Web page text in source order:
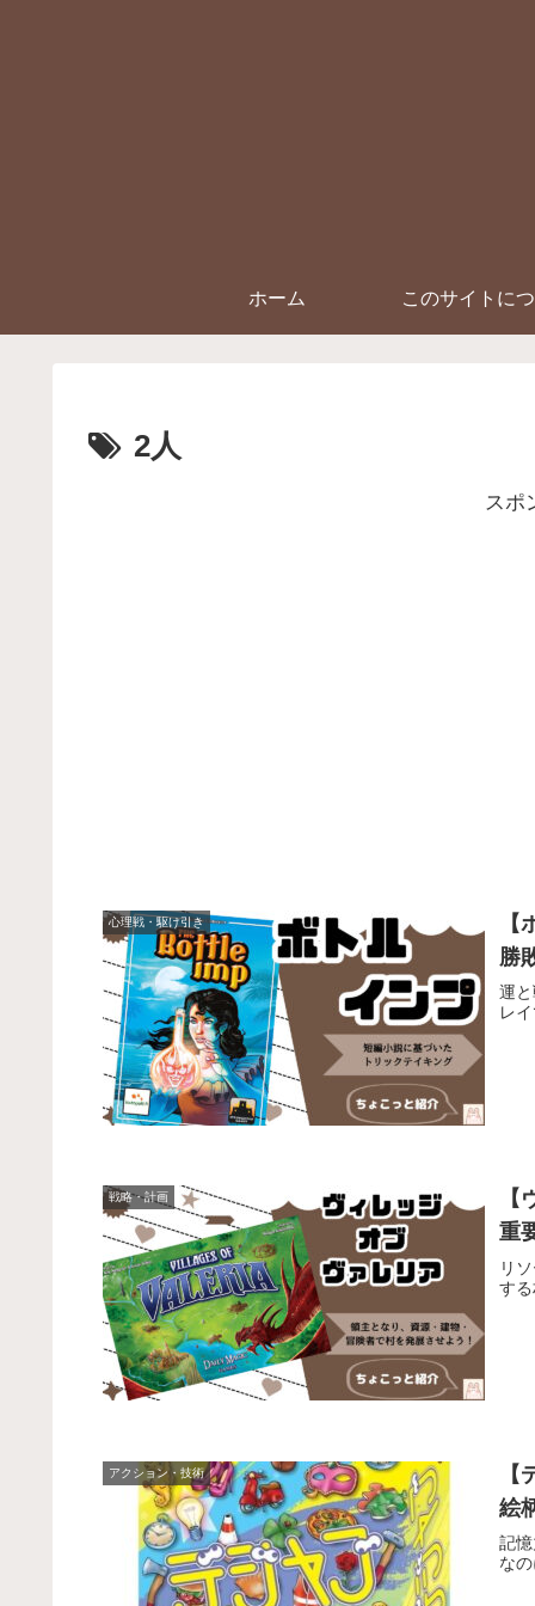
ホーム このサイトに
2人
スポ
心理戦・駆け引き
勝
運
レ
戦略・計画
重
リ
す
アクション・技術
絵
記
な